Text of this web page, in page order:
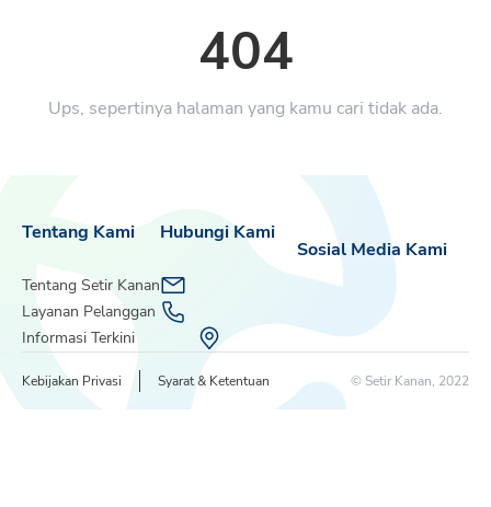
404
Ups, sepertinya halaman yang kamu cari tidak ada.
Tentang Kami
Tentang Setir Kanan
Layanan Pelanggan
Informasi Terkini
Sosial Media Kami
Hubungi Kami
Kebijakan Privasi Syarat & Ketentuan © Setir Kanan, 2022